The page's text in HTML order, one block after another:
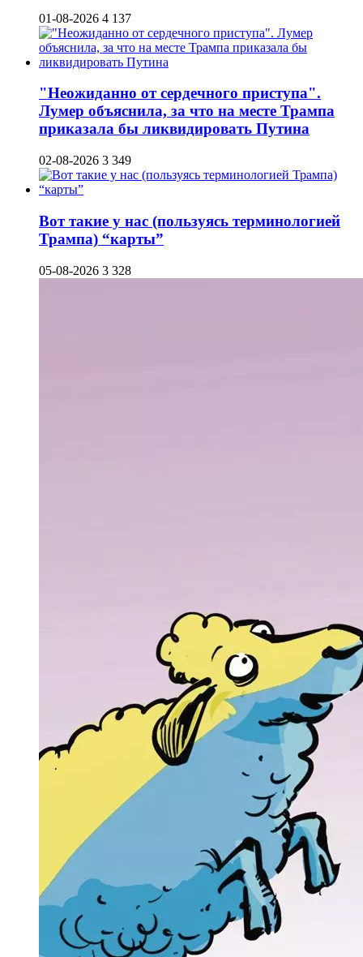
01-08-2026 4 137
"Неожиданно от сердечного приступа".
Лумер объяснила, за что на месте Трампа
приказала бы ликвидировать Путина
02-08-2026 3 349
Вот такие у нас (пользуясь терминологией
Трампа) “карты”
05-08-2026 3 328